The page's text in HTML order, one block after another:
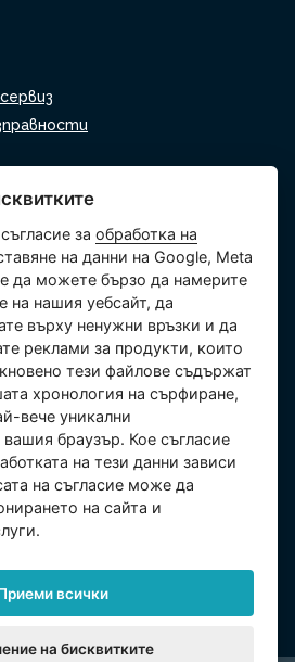
дребно
на бисквитки
република
в Градския съд в Прага,
Ид.№ CZ26150808
заобработка на
на данни на Google, Meta
да можете бързо да намерите
на нашия уебсайт, да
върху ненужни връзки и да
реклами за продукти, които
тези файлове съдържат
хронология на сърфиране,
вече уникални
браузър. Кое съгласие
на тези данни зависи
на съгласие може да
на сайта и
всички
на бисквитките